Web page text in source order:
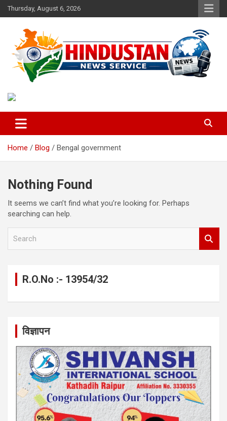
Skip
to
Thursday, August 6, 2026
Hindustan News Service
Home Blog Bengal government
Nothing Found
It seems we can’t find what you’re looking for. Perhaps
searching can help.
R.O.No :- 13954/32
विज्ञापन